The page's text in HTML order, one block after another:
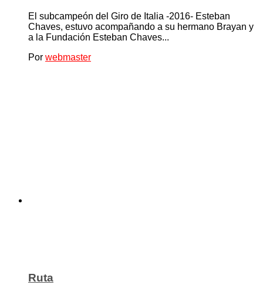
El subcampeón del Giro de Italia -2016- Esteban
Chaves, estuvo acompañando a su hermano Brayan y
a la Fundación Esteban Chaves...
Por webmaster
Ruta